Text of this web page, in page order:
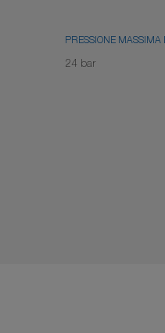
PRESSIONE MASSIMA
24 bar